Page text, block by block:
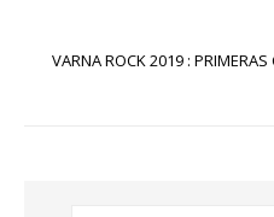
VARNA ROCK 2019 : PRIMERAS